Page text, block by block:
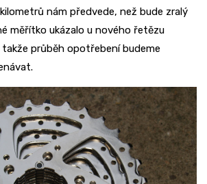
nám předvede, než bude zralý
měřítko ukázalo u nového řetězu
průběh opotřebení budeme